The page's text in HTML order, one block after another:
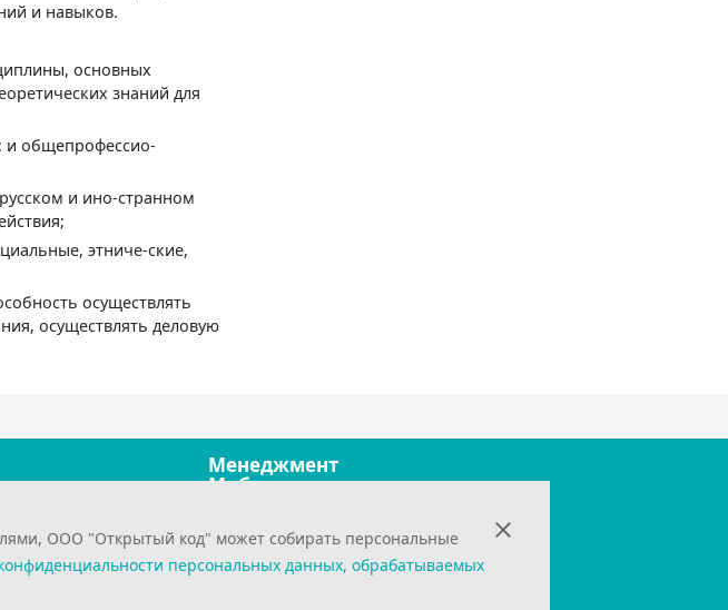
и навыков.
основных
знаний для
и общепрофессио-
и ино-странном
этниче-ские,
осуществлять
осуществлять деловую
Менеджмент
Мобильные технологии
Технологии и оборудование
Управление инновациями
ООО "Открытый код" может собирать персональные
персональных данных, обрабатываемых